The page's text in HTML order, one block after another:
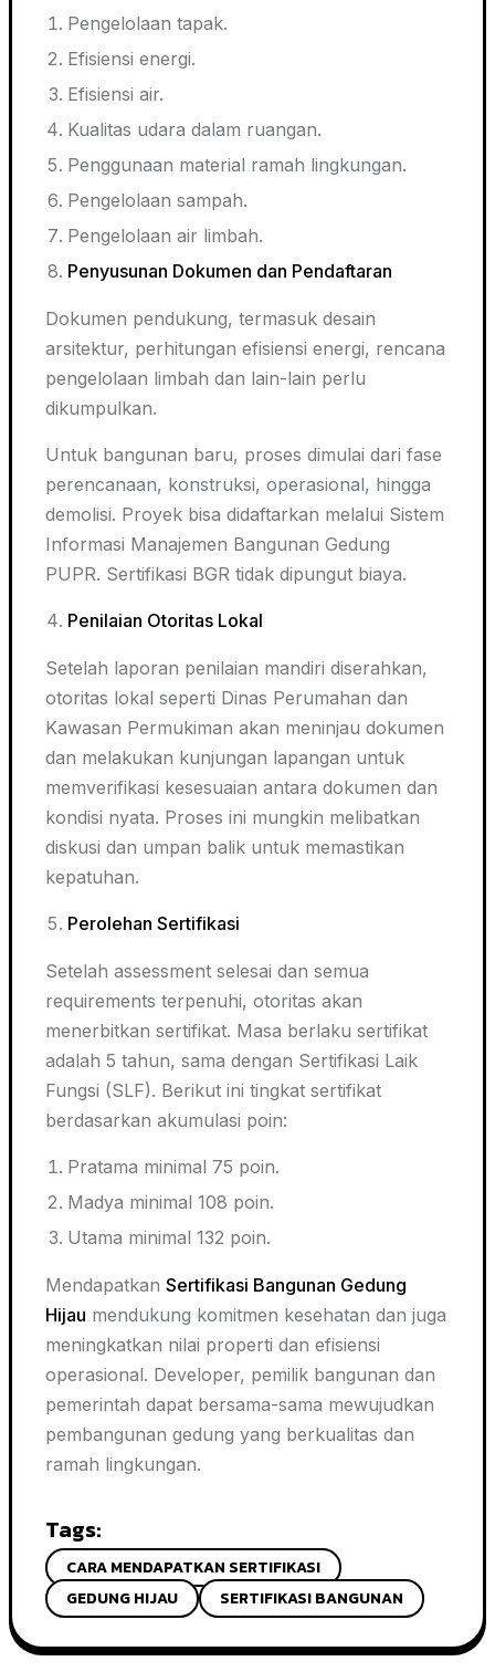
Pengelolaan tapak.
Efisiensi energi.
Efisiensi air.
Kualitas udara dalam ruangan.
Penggunaan material ramah lingkungan.
Pengelolaan sampah.
Pengelolaan air limbah.
Penyusunan Dokumen dan Pendaftaran
Dokumen pendukung, termasuk desain
arsitektur, perhitungan efisiensi energi, rencana
pengelolaan limbah dan lain-lain perlu
dikumpulkan.
Untuk bangunan baru, proses dimulai dari fase
perencanaan, konstruksi, operasional, hingga
demolisi. Proyek bisa didaftarkan melalui Sistem
Informasi Manajemen Bangunan Gedung
PUPR. Sertifikasi BGR tidak dipungut biaya.
Penilaian Otoritas Lokal
Setelah laporan penilaian mandiri diserahkan,
otoritas lokal seperti Dinas Perumahan dan
Kawasan Permukiman akan meninjau dokumen
dan melakukan kunjungan lapangan untuk
memverifikasi kesesuaian antara dokumen dan
kondisi nyata. Proses ini mungkin melibatkan
diskusi dan umpan balik untuk memastikan
kepatuhan.
Perolehan Sertifikasi
Setelah assessment selesai dan semua
requirements terpenuhi, otoritas akan
menerbitkan sertifikat. Masa berlaku sertifikat
adalah 5 tahun, sama dengan Sertifikasi Laik
Fungsi (SLF). Berikut ini tingkat sertifikat
berdasarkan akumulasi poin:
Pratama minimal 75 poin.
Madya minimal 108 poin.
Utama minimal 132 poin.
Mendapatkan Sertifikasi Bangunan Gedung
Hijau mendukung komitmen kesehatan dan juga
meningkatkan nilai properti dan efisiensi
operasional. Developer, pemilik bangunan dan
pemerintah dapat bersama-sama mewujudkan
pembangunan gedung yang berkualitas dan
ramah lingkungan.
Tags:
CARA MENDAPATKAN SERTIFIKASI
GEDUNG HIJAU
SERTIFIKASI BANGUNAN